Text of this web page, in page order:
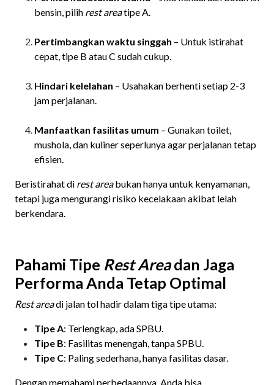
bensin, pilih rest areatipe A.
Pertimbangkan waktu singgah – Untuk istirahat
cepat, tipe B atau C sudah cukup.
Hindari kelelahan – Usahakan berhenti setiap 2-3
jam perjalanan.
Manfaatkan fasilitas umum – Gunakan toilet,
mushola, dan kuliner seperlunya agar perjalanan tetap
efisien.
Beristirahat di rest areabukan hanya untuk kenyamanan,
tetapi juga mengurangi risiko kecelakaan akibat lelah
berkendara.
Pahami Tipe Rest Areadan Jaga
Performa Anda Tetap Optimal
Rest areadi jalan tol hadir dalam tiga tipe utama:
Tipe A: Terlengkap, ada SPBU.
Tipe B: Fasilitas menengah, tanpa SPBU.
Tipe C: Paling sederhana, hanya fasilitas dasar.
Dengan memahami perbedaannya, Anda bisa